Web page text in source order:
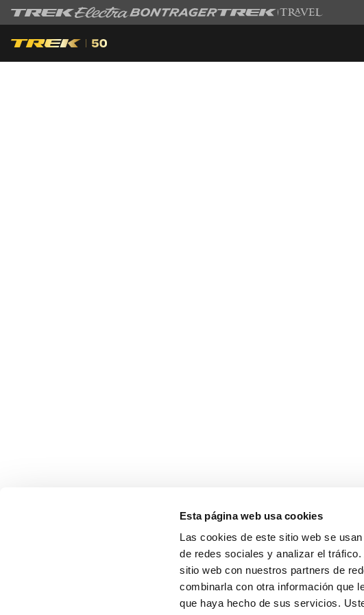
Esta página web usa cookies
Las cookies de este sitio web se
de redes sociales y analizar el
sitio web con nuestros partners de
combinarla con otra información que
que haya hecho de sus servicios.